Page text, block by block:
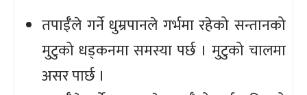
तपाईँले गर्ने धुम्रपानले गर्भमा रहेको सन्तानको
मुटुको धड्कनमा समस्या पर्छ । मुटुको चालमा
असर पार्छ ।